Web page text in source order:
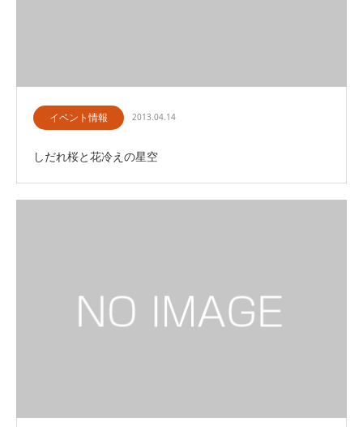
イベント情報 2013.04.14
しだれ桜と花冷えの星空